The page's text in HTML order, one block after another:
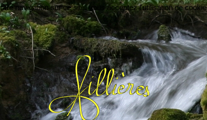
navigation sur ce site, vous acceptez l'utilisation de